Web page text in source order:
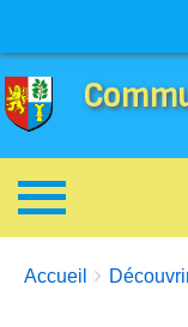
Breadcrumbs
You are here:
Accueil